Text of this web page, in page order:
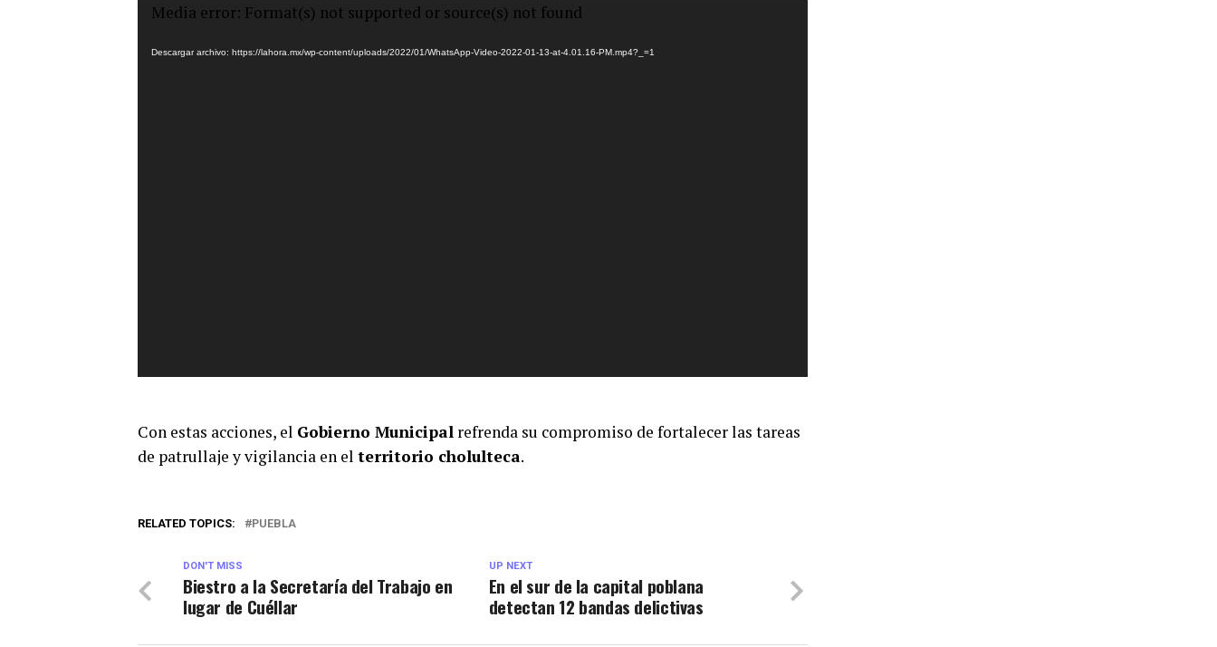
Reproductor
vídeo
Media error: Format(s) not supported or source(s) not found
Descargar archivo: https://lahora.mx/wp-content/uploads/2022/01/WhatsApp-Video-2022-01-13-at-4.01.16-PM.mp4?_=1
Con estas acciones, el Gobierno Municipal refrenda su compromiso de fortalecer las tareas
de patrullaje y vigilancia en el territorio cholulteca.
RELATED TOPICS: PUEBLA
UP NEXT
En el sur de la capital poblana
detectan 12 bandas delictivas
DON'T MISS
Biestro a la Secretaría del Trabajo en
lugar de Cuéllar